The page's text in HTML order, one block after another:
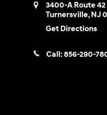
3400-A Route 42
Turnersville,NJ
Get Directions
Call:856-290-